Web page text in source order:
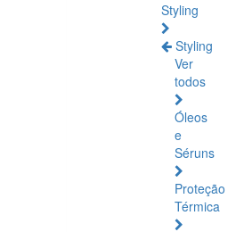
Styling
Styling
Ver
todos
Óleos
e
Séruns
Proteção
Térmica